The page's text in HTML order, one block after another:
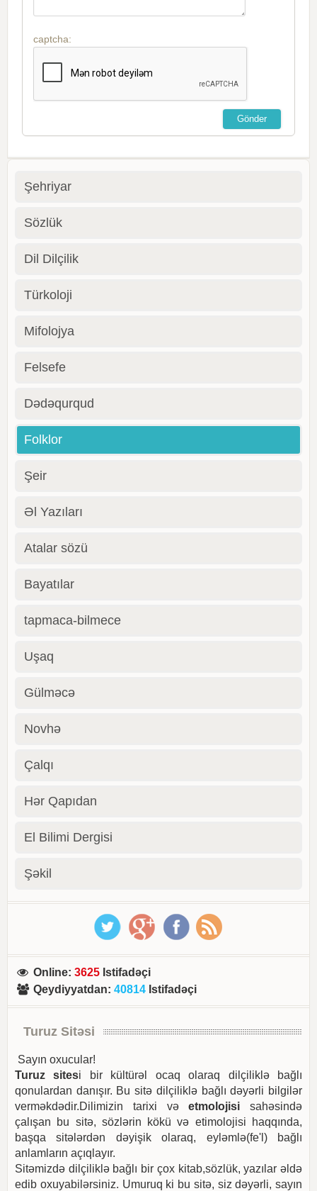
captcha:
Şehriyar
Sözlük
Dil Dilçilik
Türkoloji
Mifolojya
Felsefe
Dədəqurqud
Folklor
Şeir
Əl Yazıları
Atalar sözü
Bayatılar
tapmaca-bilmece
Uşaq
Gülməcə
Novhə
Çalqı
Hər Qapıdan
El Bilimi Dergisi
Şəkil
Online:3625 Istifadəçi
Qeydiyyatdan:40814 Istifadəçi
Turuz Sitəsi
Sayın oxucular!
Turuz sitesi bir kültürəl ocaq olaraq dilçiliklə bağlı
qonulardan danışır. Bu sitə dilçiliklə bağlı dəyərli bilgilər
verməkdədir.Dilimizin tarixi vəetmolojisi sahəsində
çalışan bu sitə, sözlərin kökü və etimolojisi haqqında,
başqa sitələrdən dəyişik olaraq, eyləmlə(fe'l) bağlı
anlamların açıqlayır.
Sitəmizdə dilçiliklə bağlı bir çox kitab,sözlük, yazılar əldə
edib oxuyabilərsiniz. Umuruq ki bu sitə, siz dəyərli, sayın